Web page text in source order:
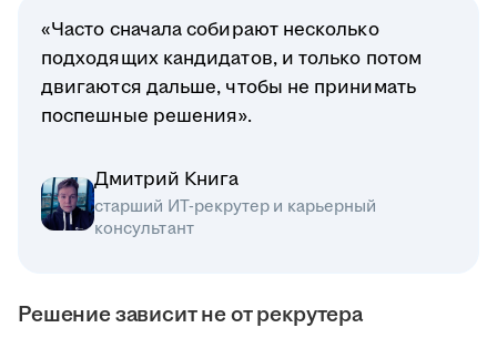
«Часто сначала собирают несколько
подходящих кандидатов, и только потом
двигаются дальше, чтобы не принимать
поспешные решения».
Дмитрий Книга
старший ИТ-рекрутер и карьерный
консультант
Решение зависит не от рекрутера